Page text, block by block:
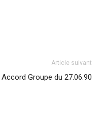
Article suivant
Accord Groupe du 27.06.90